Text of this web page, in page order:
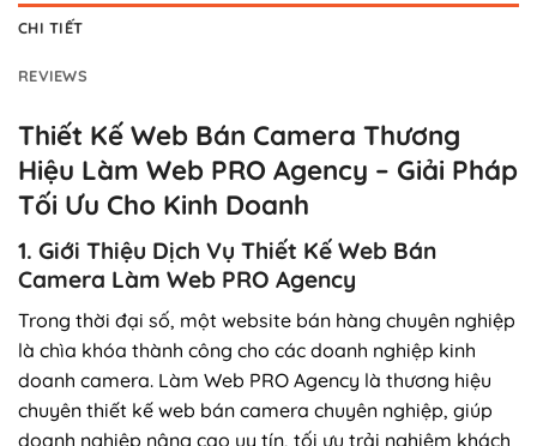
CHI TIẾT
REVIEWS
Thiết Kế Web Bán Camera Thương
Hiệu Làm Web PRO Agency – Giải Pháp
Tối Ưu Cho Kinh Doanh
1. Giới Thiệu Dịch Vụ Thiết Kế Web Bán
Camera Làm Web PRO Agency
Trong thời đại số, một website bán hàng chuyên nghiệp
là chìa khóa thành công cho các doanh nghiệp kinh
doanh camera. Làm Web PRO Agency là thương hiệu
chuyên thiết kế web bán camera chuyên nghiệp, giúp
doanh nghiệp nâng cao uy tín, tối ưu trải nghiệm khách